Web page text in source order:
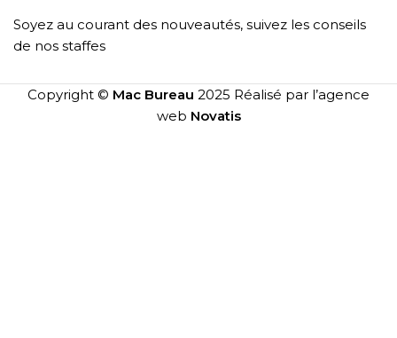
Soyez au courant des nouveautés, suivez les conseils
de nos staffes
Copyright © Mac Bureau 2025 Réalisé par l’agence
web Novatis